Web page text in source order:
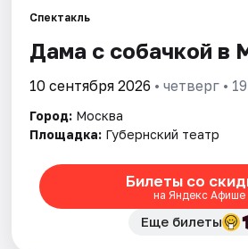
События
Площадки
Рейтинги
Спектакль
Дама с собачкой в
10 сентября 2026 • четверг •
Город: Москва
Площадка: Губернский театр
Билеты со
на Яндекс Афише
Еще билеты